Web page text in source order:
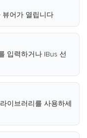
뷰어가 열립니다
입력하거나 IBus 선
이브러리를 사용하세